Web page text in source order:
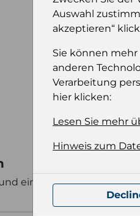
ein Format für Ihre
Auswahl
akzeptieren“
Sie können
anderen
Verarbeitung
hier klicken:
Lesen Sie mehr
Hinweis zum